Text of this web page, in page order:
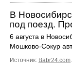
В
под поезд.
6 августа в
Мошково-Сокур
Источник: Babr24.com.